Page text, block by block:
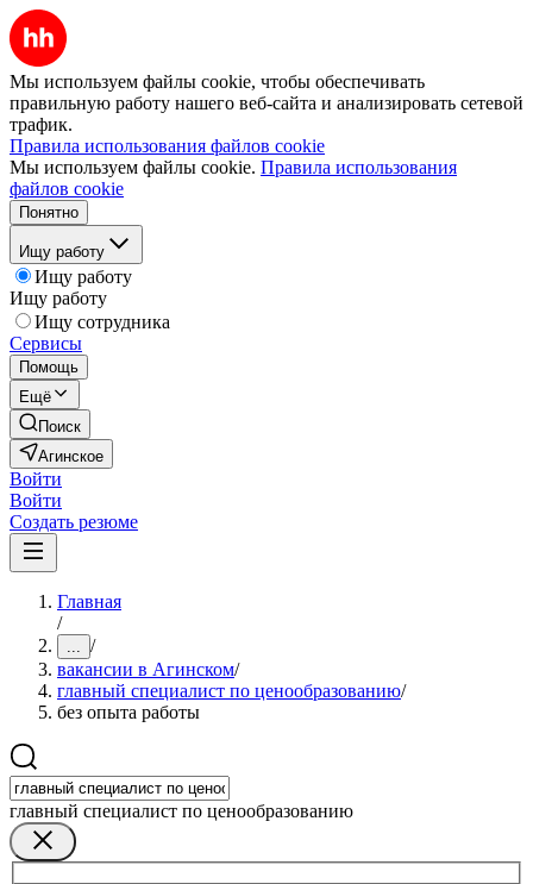
Мы используем файлы cookie, чтобы обеспечивать
правильную работу нашего веб-сайта и анализировать сетевой
трафик.
Правила использования файлов cookie
Мы используем файлы cookie. Правила использования
файлов cookie
Понятно
Ищу работу
Ищу работу
Ищу работу
Ищу сотрудника
Сервисы
Помощь
Ещё
Поиск
Агинское
Войти
Войти
Создать резюме
Главная
/
... /
вакансии в Агинском/
главный специалист по ценообразованию/
без опыта работы
главный специалист по ценообразованию